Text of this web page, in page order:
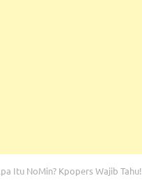
Itu NoMin? Kpopers Wajib Tahu!